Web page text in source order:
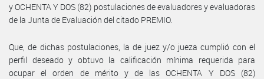
y OCHENTA Y DOS (82) postulaciones de evaluadores y evaluadoras
de la Junta de Evaluación del citado PREMIO.
Que, de dichas postulaciones, la de juez y/o jueza cumplió con el
perfil deseado y obtuvo la calificación mínima requerida para
ocupar el orden de mérito y de las OCHENTA Y DOS (82)